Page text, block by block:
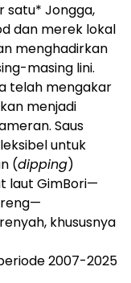
satu* Jongga,
dan merek lokal
menghadirkan
masing lini.
telah mengakar
menjadi
Saus
untuk
(dipping)
laut GimBori—
khususnya
2007-2025